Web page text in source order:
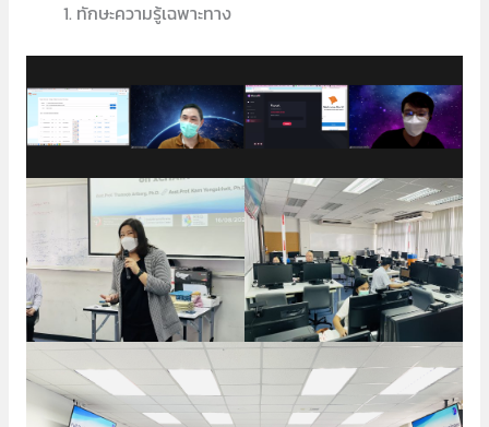
ทักษะความรู้เฉพาะทาง